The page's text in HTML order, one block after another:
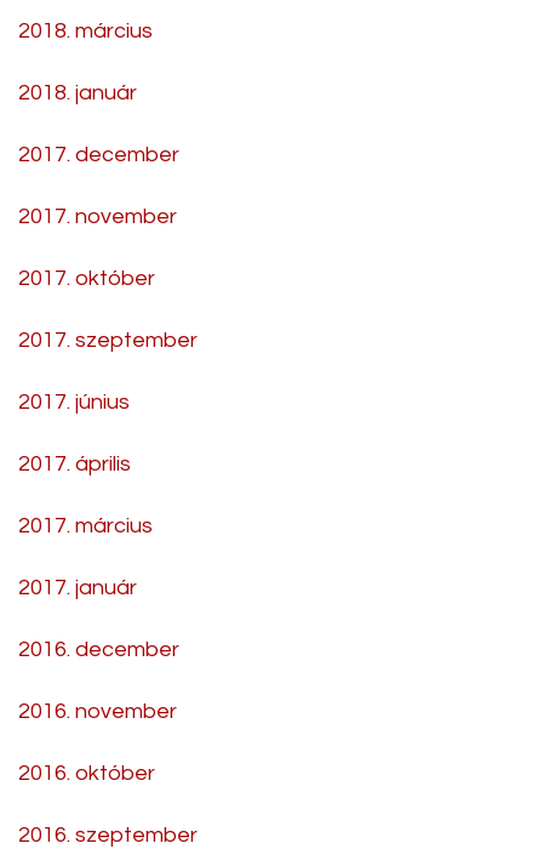
2018. március
2018. január
2017. december
2017. november
2017. október
2017. szeptember
2017. június
2017. április
2017. március
2017. január
2016. december
2016. november
2016. október
2016. szeptember